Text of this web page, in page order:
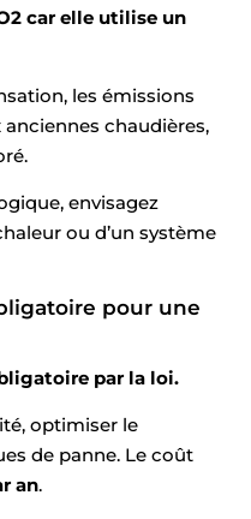
car elle utilise un
les émissions
chaudières,
envisagez
ou d’un système
pour une
par la loi.
optimiser le
de panne. Le coût
an.